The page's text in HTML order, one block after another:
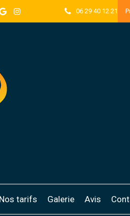
06 29 40 12 21
Nos tarifs Galerie Avis